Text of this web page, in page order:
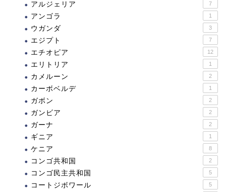
アルジェリア 7
アンゴラ 1
ウガンダ 3
エジプト 7
エチオピア 12
エリトリア 1
カメルーン 2
カーボベルデ 1
ガボン 2
ガンビア 2
ガーナ 2
ギニア 1
ケニア 8
コンゴ共和国 2
コンゴ民主共和国 5
コートジボワール 5